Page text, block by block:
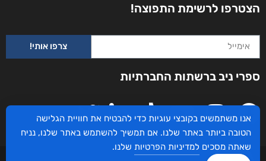
הצטרפו לרשימת התפוצה!
צרפו אותי!
ספרי ניב ברשתות החברתיות
אנו משתמשים בקובצי עוגיות כדי להבטיח את חוויית הגלישה
הטובה ביותר באתר שלנו. אם תמשיך להשתמש באתר שלנו, נניח
שאתה מסכים למדיניות הפרטיות שלנו.